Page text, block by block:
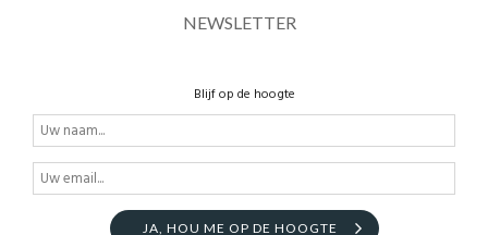
NEWSLETTER
Blijf op de hoogte
JA, HOU ME OP DE HOOGTE